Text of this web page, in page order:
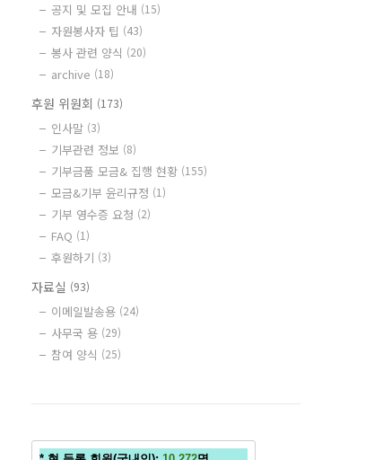
공지 및 모집 안내 (15)
자원봉사자 팁 (43)
봉사 관련 양식 (20)
archive (18)
후원 위원회 (173)
인사말 (3)
기부관련 정보 (8)
기부금품 모금& 집행 현황 (155)
모금&기부 윤리규정 (1)
기부 영수증 요청 (2)
FAQ (1)
후원하기 (3)
자료실 (93)
이메일발송용 (24)
사무국 용 (29)
참여 양식 (25)